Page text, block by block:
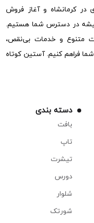
در کرمانشاه و آغاز فروش
در دسترس شما هستیم.
متنوع و خدمات بی‌نقص،
فراهم کنیم. آستین کوتاه
دسته بندی
بافت
تاپ
تیشرت
دورس
شلوار
شورتک